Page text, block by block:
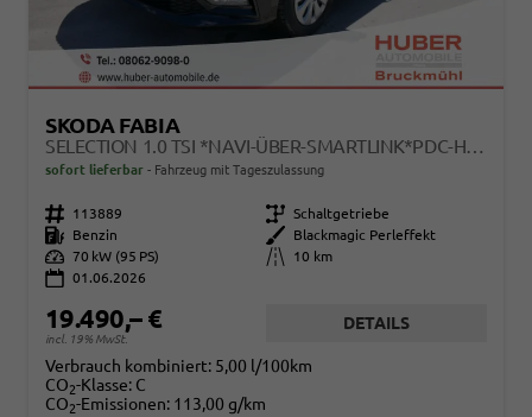
SKODA FABIA
SELECTION 1.0 TSI *NAVI-ÜBER-SMARTLINK*PDC-HI*LED*SHZ*KLIMA*RADIO
sofort lieferbar Fahrzeug mit Tageszulassung
Fahrzeugnr. 113889 Getriebe Schaltgetriebe
Kraftstoff
Benzin Außenfarbe
Blackmagic Perleffekt
Leistung 70 kW (95 PS) Kilometerstand
10 km
01.06.2026
19.490,– €
incl. 19% MwSt.
DETAILS
Verbrauch kombiniert: 5,00 l/100km
CO2-Klasse: C
CO2-Emissionen: 113,00 g/km